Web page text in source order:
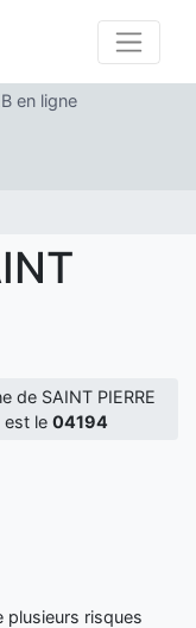
en ligne
de SAINT PIERRE
est le 04194
plusieurs risques